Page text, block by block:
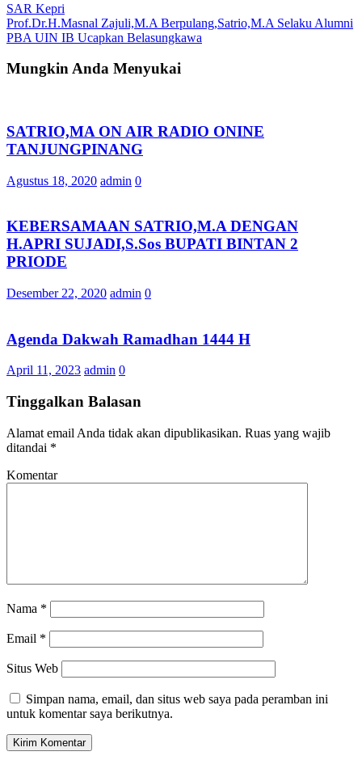
SAR Kepri
Prof.Dr.H.Masnal Zajuli,M.A Berpulang,Satrio,M.A Selaku Alumni
PBA UIN IB Ucapkan Belasungkawa
Mungkin Anda Menyukai
SATRIO,MA ON AIR RADIO ONINE
TANJUNGPINANG
Agustus 18, 2020 admin 0
KEBERSAMAAN SATRIO,M.A DENGAN
H.APRI SUJADI,S.Sos BUPATI BINTAN 2
PRIODE
Desember 22, 2020 admin 0
Agenda Dakwah Ramadhan 1444 H
April 11, 2023 admin 0
Tinggalkan Balasan
Alamat email Anda tidak akan dipublikasikan. Ruas yang wajib
ditandai *
Komentar
Nama *
Email *
Situs Web
Simpan nama, email, dan situs web saya pada peramban ini
untuk komentar saya berikutnya.